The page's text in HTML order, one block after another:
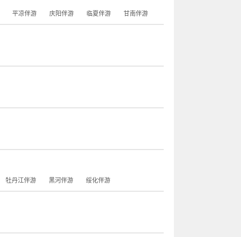
平凉伴游 庆阳伴游 临夏伴游 甘南伴游
牡丹江伴游 黑河伴游 绥化伴游